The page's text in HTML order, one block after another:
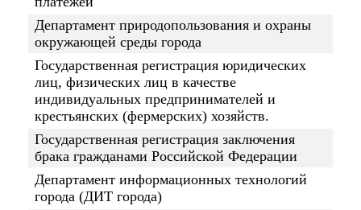
Департамент природопользования и охраны
окружающей среды города
Государственная регистрация юридических
лиц, физических лиц в качестве
индивидуальных предпринимателей и
крестьянских (фермерских) хозяйств.
Государственная регистрация заключения
брака гражданами Российской Федерации
Департамент информационных технологий
города (ДИТ города)